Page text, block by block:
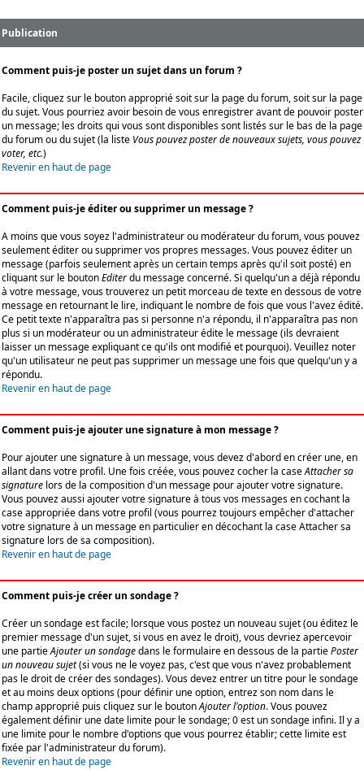
Publication
Comment puis-je poster un sujet dans un forum ?
Facile, cliquez sur le bouton approprié soit sur la page du forum, soit sur la page
du sujet. Vous pourriez avoir besoin de vous enregistrer avant de pouvoir poster
un message; les droits qui vous sont disponibles sont listés sur le bas de la page
du forum ou du sujet (la liste Vous pouvez poster de nouveaux sujets, vous pouvez
voter, etc.)
Revenir en haut de page
Comment puis-je éditer ou supprimer un message ?
A moins que vous soyez l'administrateur ou modérateur du forum, vous pouvez
seulement éditer ou supprimer vos propres messages. Vous pouvez éditer un
message (parfois seulement après un certain temps après qu'il soit posté) en
cliquant sur le boutonEditerdu message concerné. Si quelqu'un a déjà répondu
à votre message, vous trouverez un petit morceau de texte en dessous de votre
message en retournant le lire, indiquant le nombre de fois que vous l'avez édité.
Ce petit texte n'apparaîtra pas si personne n'a répondu, il n'apparaîtra pas non
plus si un modérateur ou un administrateur édite le message (ils devraient
laisser un message expliquant ce qu'ils ont modifié et pourquoi). Veuillez noter
qu'un utilisateur ne peut pas supprimer un message une fois que quelqu'un y a
répondu.
Revenir en haut de page
Comment puis-je ajouter une signature à mon message ?
Pour ajouter une signature à un message, vous devez d'abord en créer une, en
allant dans votre profil. Une fois créée, vous pouvez cocher la caseAttacher sa
signature lors de la composition d'un message pour ajouter votre signature.
Vous pouvez aussi ajouter votre signature à tous vos messages en cochant la
case appropriée dans votre profil (vous pourrez toujours empêcher d'attacher
votre signature à un message en particulier en décochant la case Attacher sa
signature lors de sa composition).
Revenir en haut de page
Comment puis-je créer un sondage ?
Créer un sondage est facile; lorsque vous postez un nouveau sujet (ou éditez le
premier message d'un sujet, si vous en avez le droit), vous devriez apercevoir
une partieAjouter un sondagedans le formulaire en dessous de la partiePoster
un nouveau sujet(si vous ne le voyez pas, c'est que vous n'avez probablement
pas le droit de créer des sondages). Vous devez entrer un titre pour le sondage
et au moins deux options (pour définir une option, entrez son nom dans le
champ approprié puis cliquez sur le boutonAjouter l'option. Vous pouvez
également définir une date limite pour le sondage; 0 est un sondage infini. Il y a
une limite pour le nombre d'options que vous pourrez établir; cette limite est
fixée par l'administrateur du forum).
Revenir en haut de page